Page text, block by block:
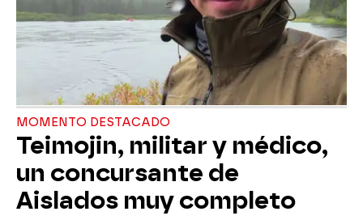
MOMENTO DESTACADO
Teimojin, militar y médico,
un concursante de
Aislados muy completo